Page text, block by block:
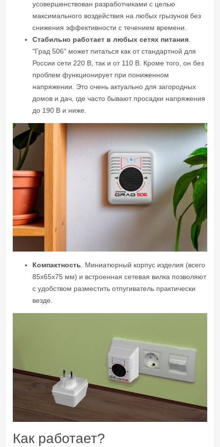
усовершенствован разработчиками с целью
максимального воздействия на любых грызунов без
снижения эффективности с течением времени.
Стабильно работает в любых сетях питания.
"Град 506" может питаться как от стандартной для
России сети 220 В, так и от 110 В. Кроме того, он без
проблем функционирует при пониженном
напряжении. Это очень актуально для загородных
домов и дач, где часто бывают просадки напряжения
до 190 В и ниже.
Компактность . Миниатюрный корпус изделия (всего
85х65х75 мм) и встроенная сетевая вилка позволяют
с удобством разместить отпугиватель практически
везде.
Как работает?